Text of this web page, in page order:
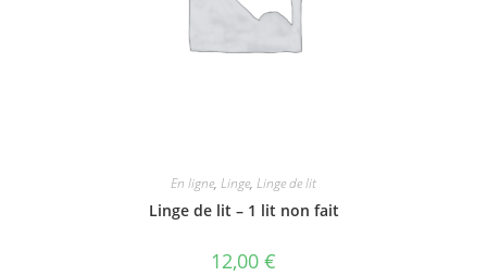
En ligne, Linge, Linge de lit
Linge de lit – 1 lit non fait
12,00 €